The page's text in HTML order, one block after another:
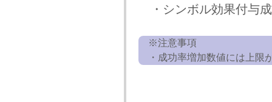
・シンボル効果付与
※注意事項
・成功率増加数値には上限